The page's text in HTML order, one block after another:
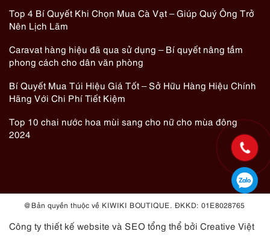
Top 4 Bí Quyết Khi Chọn Mua Cà Vạt – Giúp Quý Ông Trở
Nên Lịch Lãm
Caravat hàng hiệu đã qua sử dụng – Bí quyết nâng tầm
phong cách cho dân văn phòng
Bí Quyết Mua Túi Hiệu Giá Tốt – Sở Hữu Hàng Hiệu Chính
Hãng Với Chi Phí Tiết Kiệm
Top 10 chai nước hoa mùi sang cho nữ cho mùa đông
2024
@ Bản quyền thuộc về KIWIKI BOUTIQUE. ĐKKD: 01E8028765
Công ty thiết kế website và SEO tổng thể bởi Creative Việt